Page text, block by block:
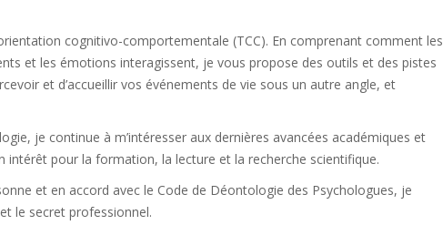
cognitivo-comportementale (TCC). En comprenant comment les
et les émotions interagissent, je vous propose des outils et des pistes
et d’accueillir vos événements de vie sous un autre angle, et
je continue à m’intéresser aux dernières avancées académiques et
intérêt pour la formation, la lecture et la recherche scientifique.
et en accord avec le Code de Déontologie des Psychologues, je
le secret professionnel.